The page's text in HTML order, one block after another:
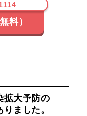
料）
拡大予防の
ました。